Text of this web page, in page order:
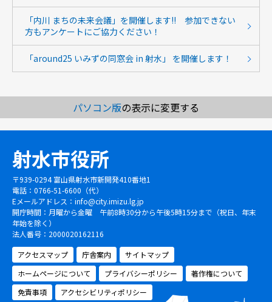
「内川 まちの未来会議」を開催します!! 参加できない
方もアンケートにご協力ください！
「around25 いみずの同窓会 in 射水」 を開催します！
パソコン版の表示に変更する
射水市役所
〒939-0294 富山県射水市新開発410番地1
電話：0766-51-6600（代）
Eメールアドレス： info@city.imizu.lg.jp
開庁時間：月曜から金曜 午前8時30分から午後5時15分まで（祝日、年末
年始を除く）
法人番号：2000020162116
アクセスマップ
庁舎案内
サイトマップ
ホームページについて
プライバシーポリシー
著作権について
免責事項
アクセシビリティポリシー